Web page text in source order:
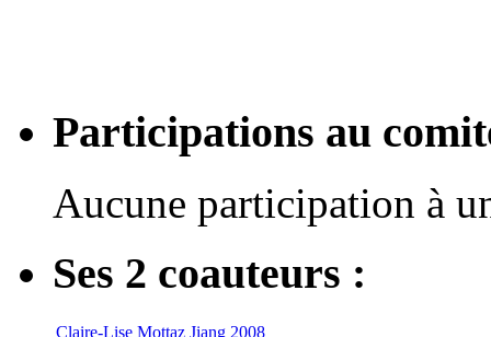
Participations au
Aucune participation à
Ses 2 coauteurs :
Claire-Lise Mottaz Jiang 2008